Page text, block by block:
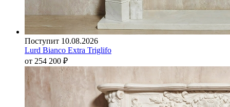
Поступит 10.08.2026
Lurd Bianco Extra Triglifo
от 254 200 ₽